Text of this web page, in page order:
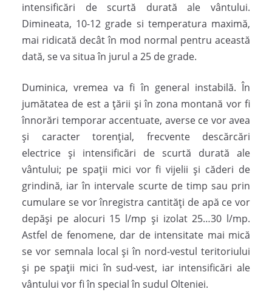
intensificări de scurtă durată ale vântului.
Dimineata, 10-12 grade si temperatura maximă,
mai ridicată decât în mod normal pentru această
dată, se va situa în jurul a 25 de grade.
Duminica, vremea va fi în general instabilă. În
jumătatea de est a ţării şi în zona montană vor fi
înnorări temporar accentuate, averse ce vor avea
şi caracter torenţial, frecvente descărcări
electrice şi intensificări de scurtă durată ale
vântului; pe spaţii mici vor fi vijelii şi căderi de
grindină, iar în intervale scurte de timp sau prin
cumulare se vor înregistra cantităţi de apă ce vor
depăşi pe alocuri 15 l/mp şi izolat 25…30 l/mp.
Astfel de fenomene, dar de intensitate mai mică
se vor semnala local şi în nord-vestul teritoriului
şi pe spaţii mici în sud-vest, iar intensificări ale
vântului vor fi în special în sudul Olteniei.